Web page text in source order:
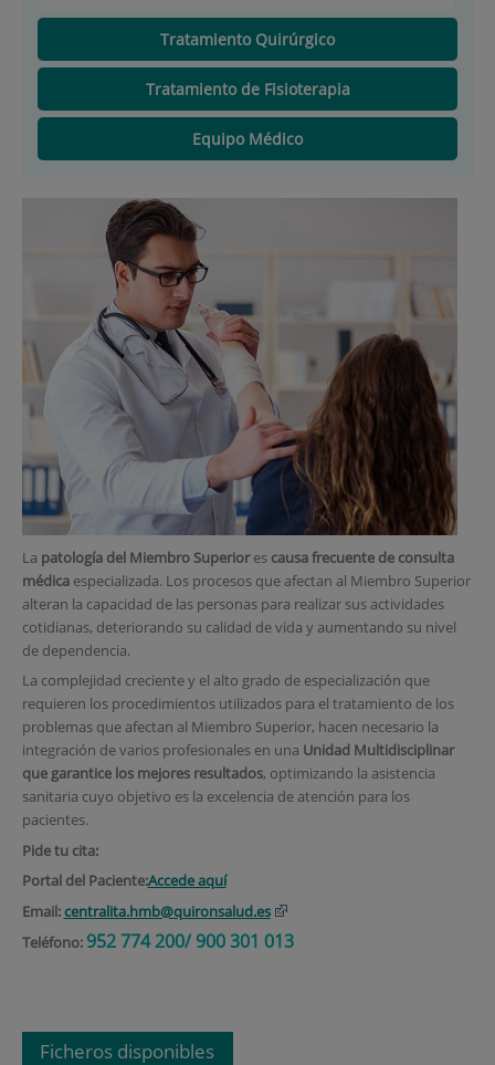
Tratamiento Quirúrgico
Tratamiento de Fisioterapia
Equipo Médico
La patología del Miembro Superiores causa frecuente de consulta
médicaespecializada. Los procesos que afectan al Miembro Superior
alteran la capacidad de las personas para realizar sus actividades
cotidianas, deteriorando su calidad de vida y aumentando su nivel
de dependencia.
La complejidad creciente y el alto grado de especialización que
requieren los procedimientos utilizados para el tratamiento de los
problemas que afectan al Miembro Superior, hacen necesario la
integración de varios profesionales en una Unidad Multidisciplinar
que garantice los mejores resultados, optimizando la asistencia
sanitaria cuyo objetivo es la excelencia de atención para los
pacientes.
Pide tu cita:
Portal del Paciente:Accede aquí
Email:centralita.hmb@quironsalud.es
Teléfono: 952 774 200/ 900 301 013
Ficheros disponibles